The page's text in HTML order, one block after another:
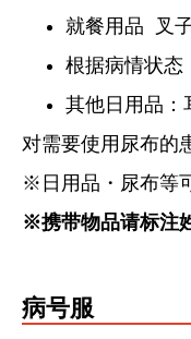
就餐用品 叉
根据病情状态
其他日用品：
对需要使用尿布的
※日用品・尿布等
※携带物品请标注
病号服